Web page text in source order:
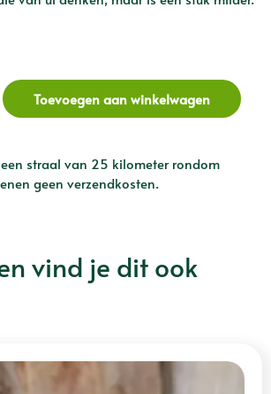
Toevoegen aan winkelwagen
straal van 25 kilometer rondom
geen verzendkosten.
vind je dit ook